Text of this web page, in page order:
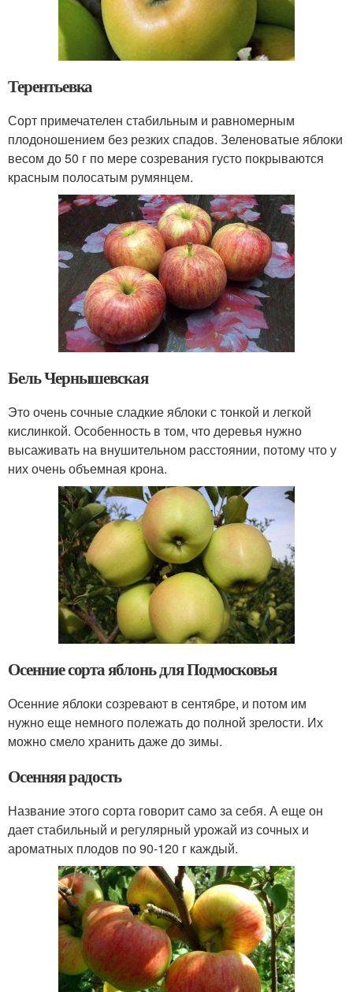
Терентьевка
Сорт примечателен стабильным и равномерным
плодоношением без резких спадов. Зеленоватые яблоки
весом до 50 г по мере созревания густо покрываются
красным полосатым румянцем.
Бель Чернышевская
Это очень сочные сладкие яблоки с тонкой и легкой
кислинкой. Особенность в том, что деревья нужно
высаживать на внушительном расстоянии, потому что у
них очень объемная крона.
Осенние сорта яблонь для Подмосковья
Осенние яблоки созревают в сентябре, и потом им
нужно еще немного полежать до полной зрелости. Их
можно смело хранить даже до зимы.
Осенняя радость
Название этого сорта говорит само за себя. А еще он
дает стабильный и регулярный урожай из сочных и
ароматных плодов по 90-120 г каждый.